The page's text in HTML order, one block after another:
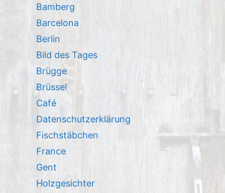
Bamberg
Barcelona
Berlin
Bild des Tages
Brügge
Brüssel
Café
Datenschutzerklärung
Fischstäbchen
France
Gent
Holzgesichter